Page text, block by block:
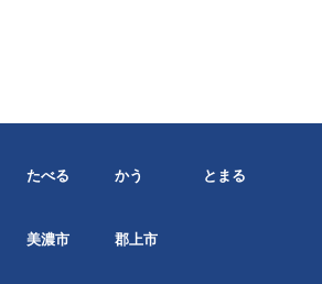
たべる かう とまる
美濃市 郡上市